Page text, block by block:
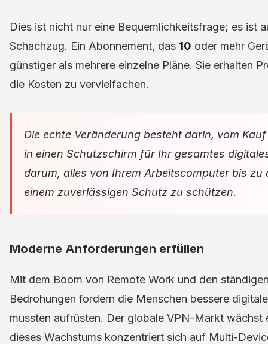
Dies ist nicht nur eine Bequemlichkeitsfrage; es ist
Schachzug. Ein Abonnement, das 10 oder mehr
günstiger als mehrere einzelne Pläne. Sie erhalten
die Kosten zu vervielfachen.
Die echte Veränderung besteht darin, vom
in einen Schutzschirm für Ihr gesamtes
darum, alles von Ihrem Arbeitscomputer bis zu
einem zuverlässigen Schutz zu schützen.
Moderne Anforderungen erfüllen
Mit dem Boom von Remote Work und den
Bedrohungen fordern die Menschen bessere
mussten aufrüsten. Der globale VPN-Markt
dieses Wachstums konzentriert sich auf Multi-